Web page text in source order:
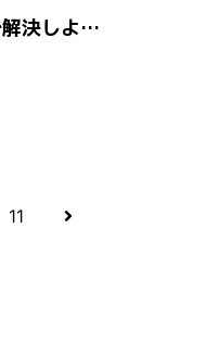
フードロスをシステム思考で解決しよう - DO!NUTS TOKYO × UoC
11